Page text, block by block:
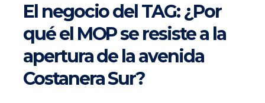
El negocio del TAG: ¿Por
qué el MOP se resiste a la
apertura de la avenida
Costanera Sur?